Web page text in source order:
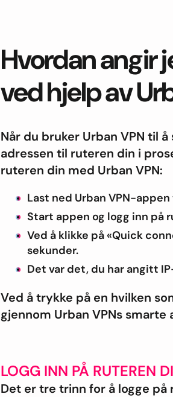
Hvordan angir
ved hjelp av
Når du bruker Urban VPN til
adressen til ruteren din i
ruteren din med Urban VPN:
Last ned Urban VPN-
Start appen og logg inn på
Ved å klikke på «Quick
sekunder.
Det var det, du har angitt
Ved å trykke på en hvilken
gjennom Urban VPNs smarte
LOGG INN PÅ RUTEREN
Det er tre trinn for å logge på